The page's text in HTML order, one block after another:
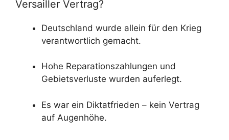
Versailler Vertrag?
Deutschland wurde allein für den Krieg
verantwortlich gemacht.
Hohe Reparationszahlungen und
Gebietsverluste wurden auferlegt.
Es war ein Diktatfrieden – kein Vertrag
auf Augenhöhe.